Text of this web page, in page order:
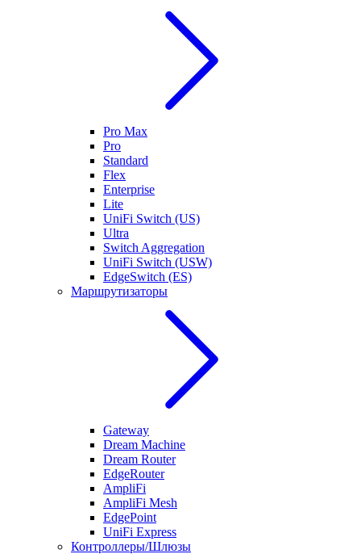
Pro Max
Pro
Standard
Flex
Enterprise
Lite
UniFi Switch (US)
Ultra
Switch Aggregation
UniFi Switch (USW)
EdgeSwitch (ES)
Маршрутизаторы
Gateway
Dream Machine
Dream Router
EdgeRouter
AmpliFi
AmpliFi Mesh
EdgePoint
UniFi Express
Контроллеры/Шлюзы